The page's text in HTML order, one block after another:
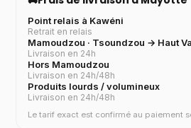
Point relais à Kawéni
Retrait en relais
Mamoudzou · Tsoundzou → Haut
Livraison en 24h
Hors Mamoudzou
Livraison en 24h/48h
Produits lourds / volumineux
Livraison en 24h/48h
Le tarif exact est confirmé au paiement